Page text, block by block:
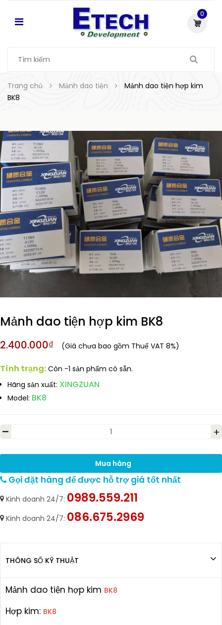
0
Trang chủ Mảnh dao tiện
Mảnh dao tiện hợp kim
BK8
Mảnh dao tiện hợp kim BK8
2.400.000₫ (Giá chưa bao gồm Thuế VAT 8%)
Tình trạng: Còn -1 sản phẩm có sẵn.
Hãng sản xuất: XINGZUAN
Model: BK8
- +
Mua hàng
Gọi đặt hàng để được hỗ trợ giá tốt nhất
Kinh doanh 24/7: 0989.559.211
Kinh doanh 24/7: 086.675.2969
THÔNG SỐ KỸ THUẬT
Mảnh dao tiện hợp kim BK8
Hợp kim: BK8